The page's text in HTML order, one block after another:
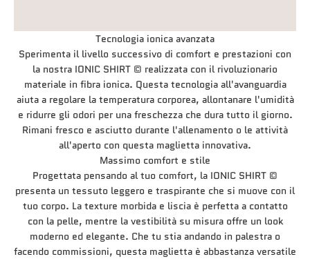
Tecnologia ionica avanzata
Sperimenta il livello successivo di comfort e prestazioni con
la nostra IONIC SHIRT © realizzata con il rivoluzionario
materiale in fibra ionica. Questa tecnologia all'avanguardia
aiuta a regolare la temperatura corporea, allontanare l'umidità
e ridurre gli odori per una freschezza che dura tutto il giorno.
Rimani fresco e asciutto durante l'allenamento o le attività
all'aperto con questa maglietta innovativa.
Massimo comfort e stile
Progettata pensando al tuo comfort, la IONIC SHIRT ©
presenta un tessuto leggero e traspirante che si muove con il
tuo corpo. La texture morbida e liscia è perfetta a contatto
con la pelle, mentre la vestibilità su misura offre un look
moderno ed elegante. Che tu stia andando in palestra o
facendo commissioni, questa maglietta è abbastanza versatile